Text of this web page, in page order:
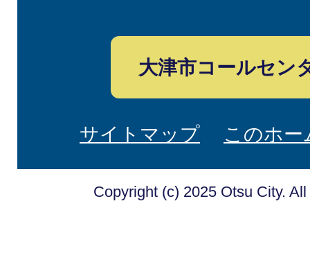
大津市コールセン
サイトマップ このホ
Copyright (c) 2025 Otsu City.